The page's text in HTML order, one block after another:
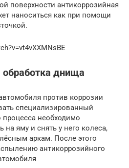
поверхности антикоррозийная
наноситься как при помощи
обработка днища
против коррозии
специализированный
необходимо
на яму и снять у него колеса,
аркам. После этого
антикоррозийного